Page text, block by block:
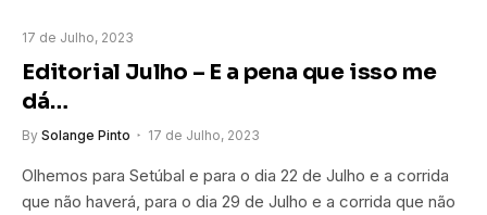
17 de Julho, 2023
Editorial Julho – E a pena que isso me
dá…
By Solange Pinto 17 de Julho, 2023
Olhemos para Setúbal e para o dia 22 de Julho e a corrida
que não haverá, para o dia 29 de Julho e a corrida que não